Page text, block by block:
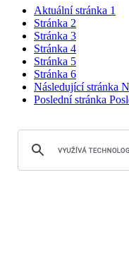
Aktuální stránka 1
Stránka 2
Stránka 3
Stránka 4
Stránka 5
Stránka 6
Následující stránka
Poslední stránka